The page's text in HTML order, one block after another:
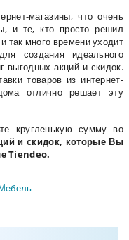
магазины, что очень
и те, кто просто решил
так много времени уходит
создания идеального
выгодных акций и скидок.
товаров из интернет-
отлично решает эту
кругленькую сумму во
и скидок, которые Вы
Tiendeo.